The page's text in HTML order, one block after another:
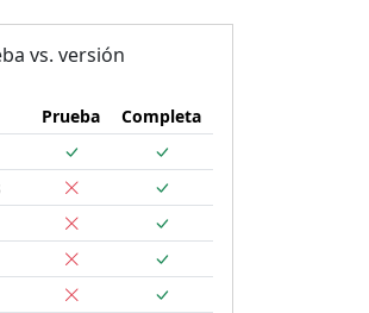
vs. versión
Prueba
Completa